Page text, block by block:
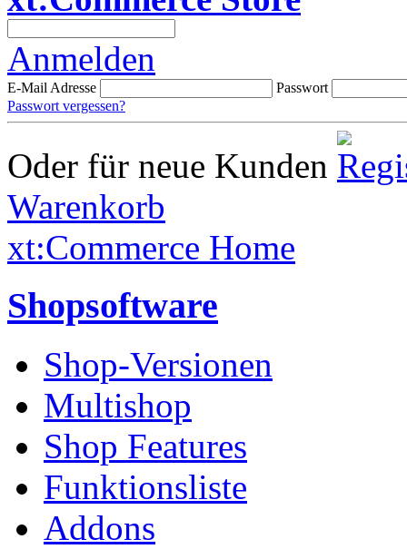
Anmelden
E-Mail Adresse
Passwort
Passwort vergessen?
Oder für neue Kunden
Warenkorb
xt:Commerce Home
Shopsoftware
Shop-Versionen
Multishop
Shop Features
Funktionsliste
Addons